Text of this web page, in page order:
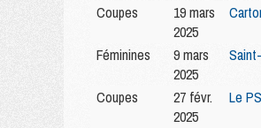
Coupes
19 mars
2025
Féminines
9 mars
2025
Coupes
27 févr.
2025
Le